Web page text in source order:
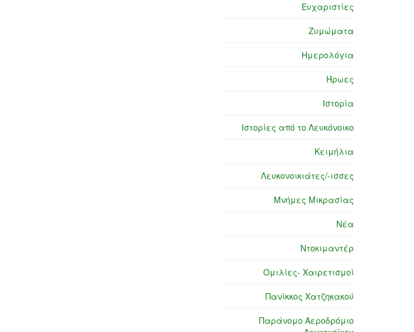
Ευχαριστίες
Ζυμώματα
Ημερολόγια
Ήρωες
Ιστορία
Ιστορίες από το Λευκόνοικο
Κειμήλια
Λευκονοικιάτες/-ισσες
Μνήμες Μικρασίας
Νέα
Ντοκιμαντέρ
Ομιλίες- Χαιρετισμοί
Πανίκκος Χατζηκακού
Παράνομο Αεροδρόμιο